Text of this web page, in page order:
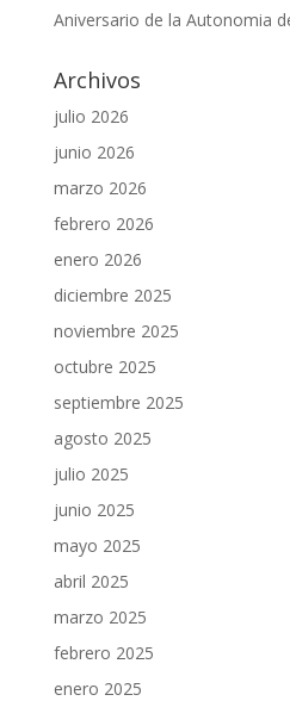
Aniversario de la Autonomia
Archivos
julio 2026
junio 2026
marzo 2026
febrero 2026
enero 2026
diciembre 2025
noviembre 2025
octubre 2025
septiembre 2025
agosto 2025
julio 2025
junio 2025
mayo 2025
abril 2025
marzo 2025
febrero 2025
enero 2025